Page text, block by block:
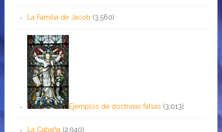
La Familia de Jacob (3,560)
Ejemplos de doctrinas falsas (3,013)
La Cabaña (2,940)